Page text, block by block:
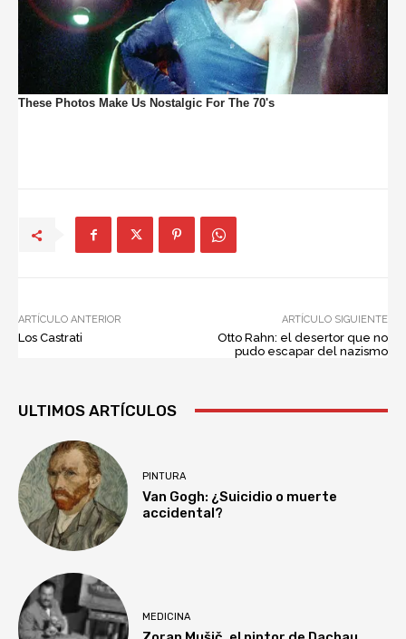
ARTÍCULO ANTERIOR
Los Castrati
ARTÍCULO SIGUIENTE
Otto Rahn: el desertor que no
pudo escapar del nazismo
ULTIMOS ARTÍCULOS
PINTURA
Van Gogh: ¿Suicidio o muerte
accidental?
MEDICINA